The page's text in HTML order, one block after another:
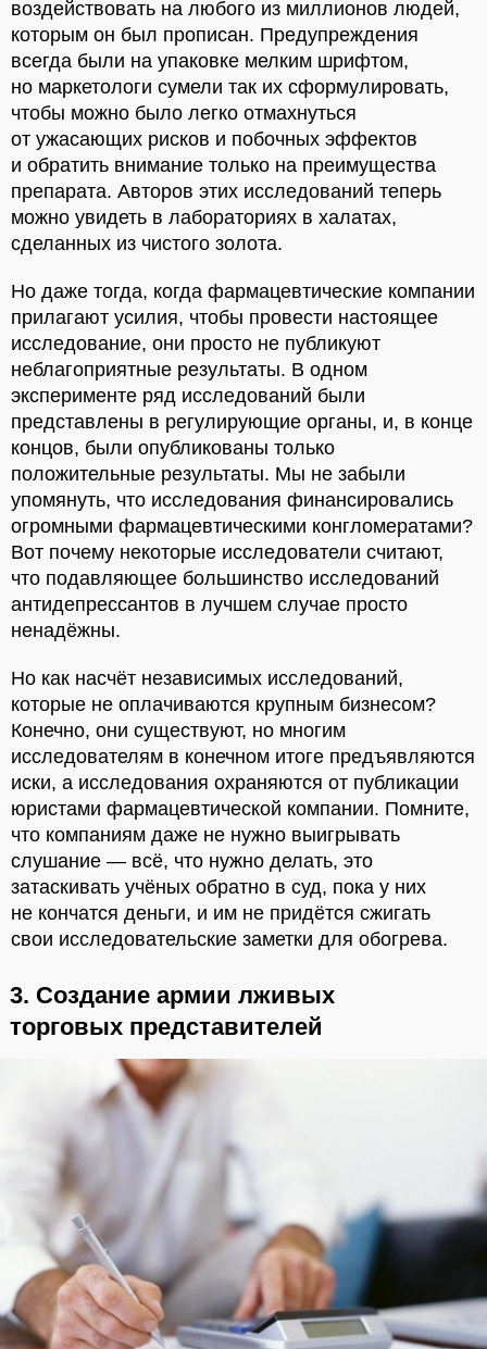
воздействовать на любого из миллионов людей,
которым он был прописан. Предупреждения
всегда были на упаковке мелким шрифтом,
но маркетологи сумели так их сформулировать,
чтобы можно было легко отмахнуться
от ужасающих рисков и побочных эффектов
и обратить внимание только на преимущества
препарата. Авторов этих исследований теперь
можно увидеть в лабораториях в халатах,
сделанных из чистого золота.
Но даже тогда, когда фармацевтические компании
прилагают усилия, чтобы провести настоящее
исследование, они просто не публикуют
неблагоприятные результаты. В одном
эксперименте ряд исследований были
представлены в регулирующие органы, и, в конце
концов, были опубликованы только
положительные результаты. Мы не забыли
упомянуть, что исследования финансировались
огромными фармацевтическими конгломератами?
Вот почему некоторые исследователи считают,
что подавляющее большинство исследований
антидепрессантов в лучшем случае просто
ненадёжны.
Но как насчёт независимых исследований,
которые не оплачиваются крупным бизнесом?
Конечно, они существуют, но многим
исследователям в конечном итоге предъявляются
иски, а исследования охраняются от публикации
юристами фармацевтической компании. Помните,
что компаниям даже не нужно выигрывать
слушание — всё, что нужно делать, это
затаскивать учёных обратно в суд, пока у них
не кончатся деньги, и им не придётся сжигать
свои исследовательские заметки для обогрева.
3. Создание армии лживых
торговых представителей